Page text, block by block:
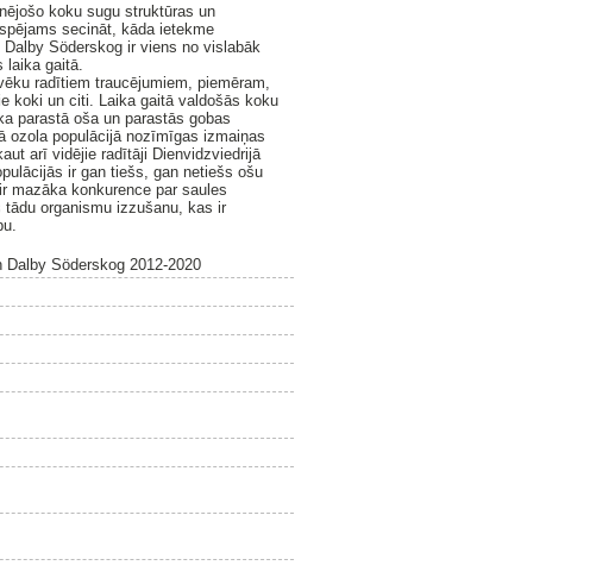
koku sugu struktūras un
secināt, kāda ietekme
Söderskog ir viens no vislabāk
gaitā.
radītiem traucējumiem, piemēram,
koki un citi. Laika gaitā valdošās koku
parastā oša un parastās gobas
ozola populācijā nozīmīgas izmaiņas
arī vidējie radītāji Dienvidzviedrijā
ir gan tiešs, gan netiešs ošu
mazāka konkurence par saules
organismu izzušanu, kas ir
Söderskog 2012-2020